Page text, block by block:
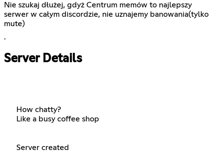
Nie szukaj dłużej, gdyż Centrum memów to najlepszy
serwer w całym discordzie, nie uznajemy banowania(tylko
mute)
.
Server Details
How chatty?
Like a busy coffee shop
Server created